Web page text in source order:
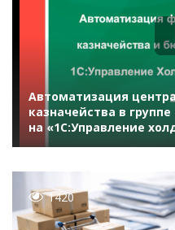
Автоматизация
казначейства в
на «1С:Управление
1420